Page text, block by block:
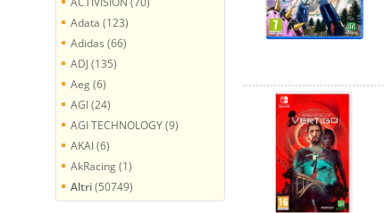
Adata (123)
Adidas (66)
ADJ (135)
Aeg (6)
AGI (24)
AGI TECHNOLOGY (9)
AKAI (6)
AkRacing (1)
Altri(50749)